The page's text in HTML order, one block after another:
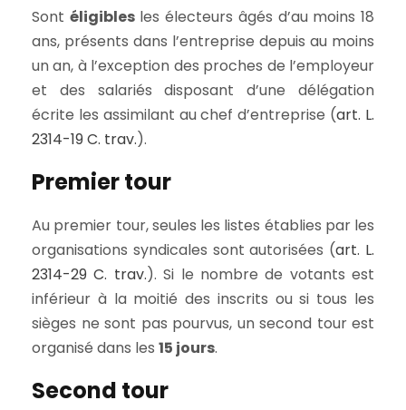
Sont éligiblesles électeurs âgés d’au moins 18
ans, présents dans l’entreprise depuis au moins
un an, à l’exception des proches de l’employeur
et des salariés disposant d’une délégation
écrite les assimilant au chef d’entreprise (art. L.
2314-19 C. trav.).
Premier tour
Au premier tour, seules les listes établies par les
organisations syndicales sont autorisées (art. L.
2314-29 C. trav.). Si le nombre de votants est
inférieur à la moitié des inscrits ou si tous les
sièges ne sont pas pourvus, un second tour est
organisé dans les 15 jours.
Second tour